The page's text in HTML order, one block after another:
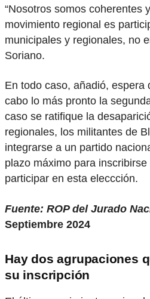
“Nosotros somos coherentes
movimiento regional es
municipales y regionales, no
Soriano.
En todo caso, añadió, espera
cabo lo más pronto la
caso se ratifique la
regionales, los militantes de
integrarse a un partido
plazo máximo para
participar en esta eleccción.
Fuente: ROP del Jurado
Septiembre 2024
Hay dos agrupaciones
su inscripción